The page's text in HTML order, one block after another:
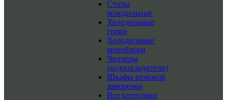
Столы
холодильные
Холодильные
горки
Холодильные
моноблоки
Чиллеры
(водоохладители)
Шкафы шоковой
заморозки
Все категории